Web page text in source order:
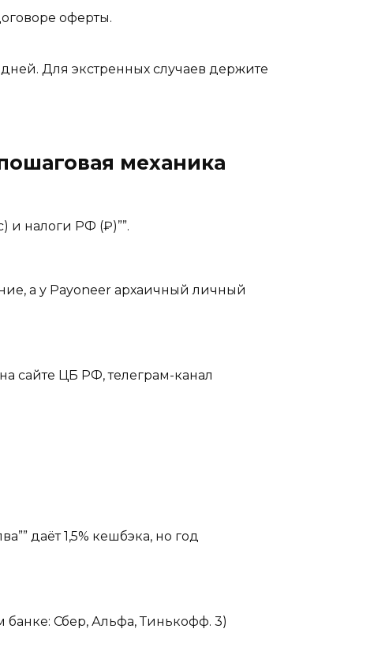
оферты.
Для экстренных случаев держите
механика
и налоги РФ (₽)””.
а у Payoneer архаичный личный
сайте ЦБ РФ, телеграм-канал
даёт 1,5% кешбэка, но год
банке: Сбер, Альфа, Тинькофф. 3)